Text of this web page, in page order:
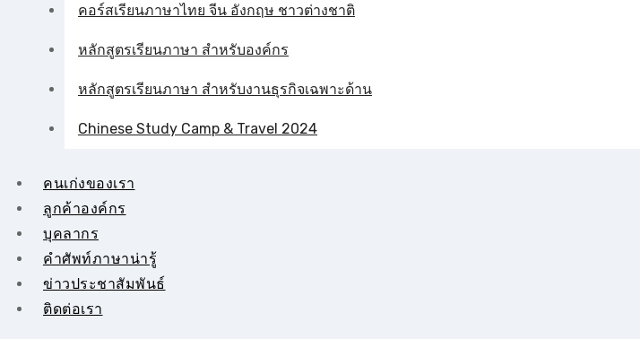
คอร์สเรียนภาษาไทย จีน อังกฤษ ชาวต่างชาติ
หลักสูตรเรียนภาษา สำหรับองค์กร
หลักสูตรเรียนภาษา สำหรับงานธุรกิจเฉพาะด้าน
Chinese Study Camp & Travel 2024
คนเก่งของเรา
ลูกค้าองค์กร
บุคลากร
คําศัพท์ภาษาน่ารู้
ข่าวประชาสัมพันธ์
ติดต่อเรา